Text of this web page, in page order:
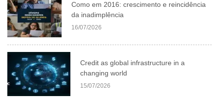
Como em 2016: crescimento e reincidência
da inadimplência
16/07/2026
Credit as global infrastructure in a
changing world
15/07/2026